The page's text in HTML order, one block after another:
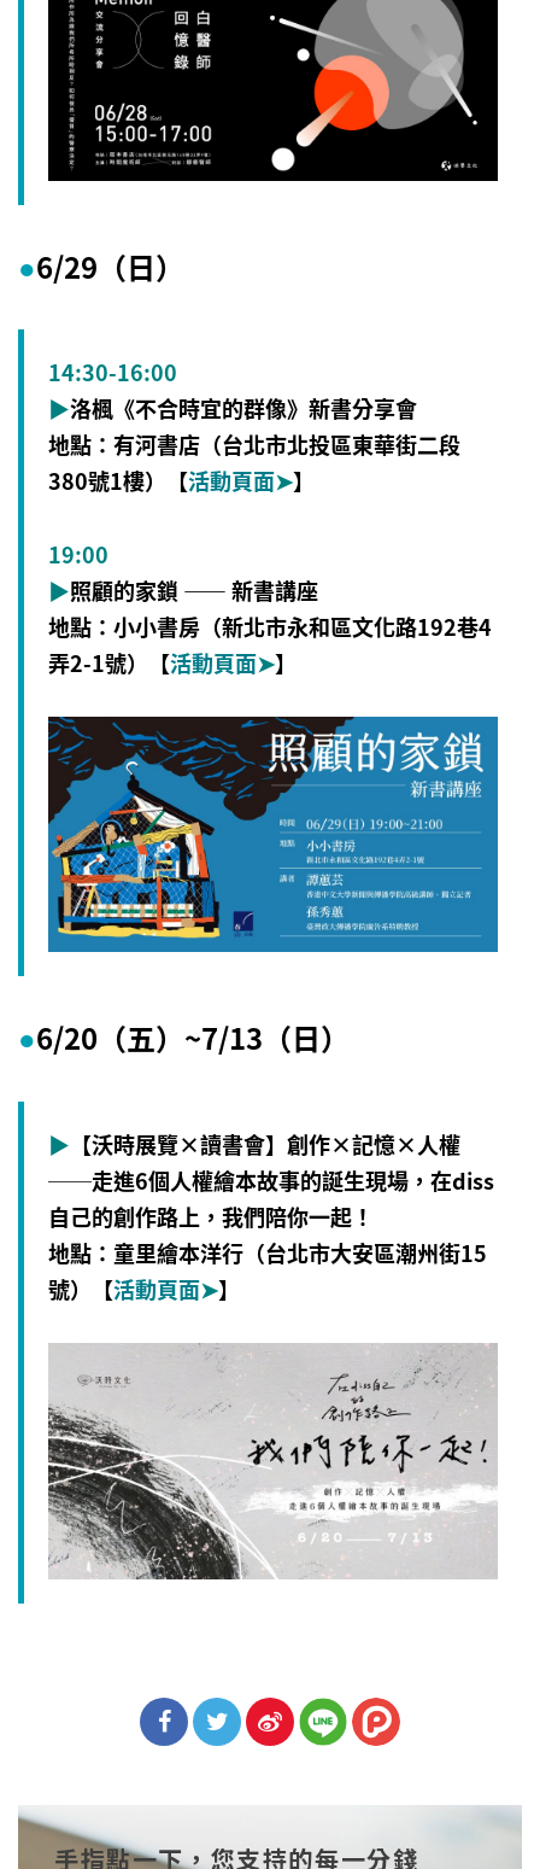
●6/29（日）
14:30-16:00
▶洛楓《不合時宜的群像》新書分享會
地點：有河書店（台北市北投區東華街二段
380號1樓）【活動頁面➤】
19:00
▶照顧的家鎖 —— 新書講座
地點：小小書房（新北市永和區文化路192巷4
弄2-1號）【活動頁面➤】
●6/20（五）~7/13（日）
▶ 【沃時展覽×讀書會】創作×記憶×人權
──走進6個人權繪本故事的誕生現場，在diss
自己的創作路上，我們陪你一起！
地點：童里繪本洋行（台北市大安區潮州街15
號）
【活動頁面➤】